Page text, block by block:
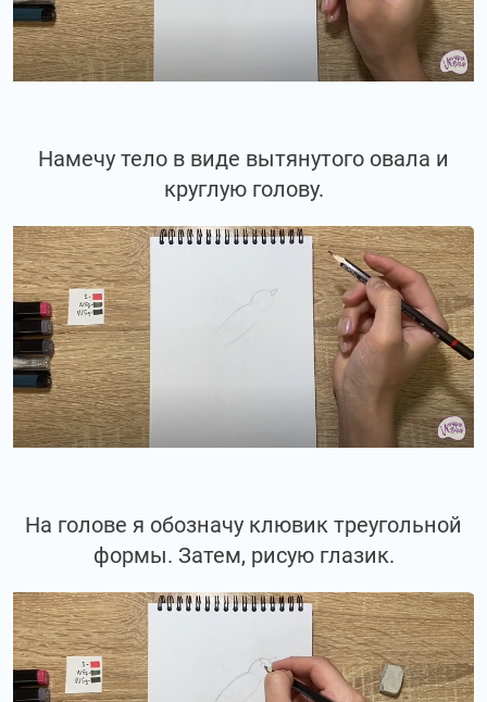
Намечу тело в виде вытянутого овала и
круглую голову.
На голове я обозначу клювик треугольной
формы. Затем, рисую глазик.